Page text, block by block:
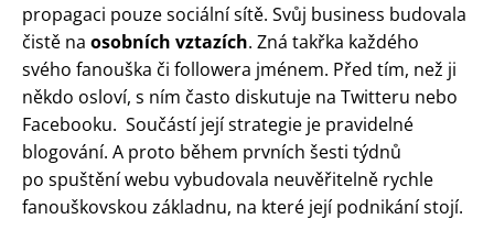
propagaci pouze sociální sítě. Svůj business budovala
čistě na osobních vztazích. Zná takřka každého
svého fanouška či followera jménem. Před tím, než ji
někdo osloví, s ním často diskutuje na Twitteru nebo
Facebooku. Součástí její strategie je pravidelné
blogování. A proto během prvních šesti týdnů
po spuštění webu vybudovala neuvěřitelně rychle
fanouškovskou základnu, na které její podnikání stojí.